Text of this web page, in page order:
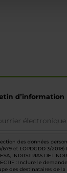
d’information
des données
679 et LOPDGDD 3/2018)
INDUSTRIAS DEL
: Inclure le
des destinataires de la